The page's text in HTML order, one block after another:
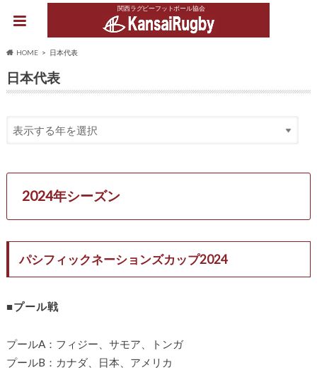
関西ラグビーフットボール協会
HOME 日本代表
日本代表
2024年シーズン
パシフィックネーションズカップ2024
■プール戦
プールA：フィジー、サモア、トンガ
プールB：カナダ、日本、アメリカ